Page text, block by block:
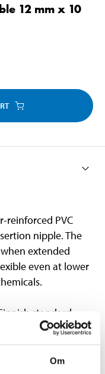
Om
12 mm x 10
reinforced PVC
nipple. The
extended
even at lower
standard
1000, and 3000.